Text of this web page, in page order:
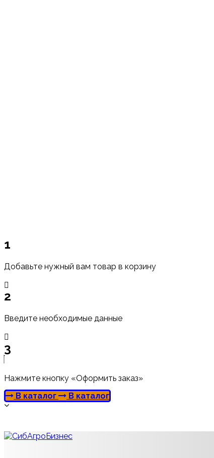
1
Добавьте нужный вам товар в корзину
2
Введите необходимые данные
3
Нажмите кнопку «Оформить заказ»
В каталог
В каталог